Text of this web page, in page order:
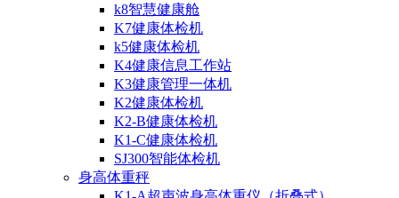
k8智慧健康舱
K7健康体检机
k5健康体检机
K4健康信息工作站
K3健康管理一体机
K2健康体检机
K2-B健康体检机
K1-C健康体检机
SJ300智能体检机
身高体重秤